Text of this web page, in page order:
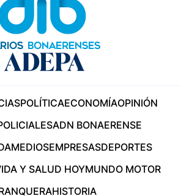
POLÍTICAECONOMÍAOPINIÓN
ADN BONAERENSE
MEDIOSEMPRESASDEPORTES
Y SALUD HOYMUNDO MOTOR
HISTORIA